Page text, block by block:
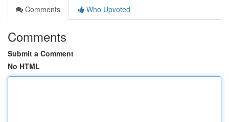
Comments
Who Upvoted
Comments
Submit a Comment
No HTML